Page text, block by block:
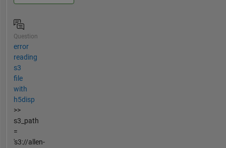
Question
error
reading
s3
file
with
h5disp
>>
s3_path
=
's3://allen-